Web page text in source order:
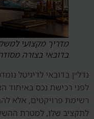
מדריך מקצועי
בדובאי בצורה
נדל״ן בדובאי לדיגיטל
לפני רכישת נכס באיחוד
רשימת פרויקטים, אלא
לתקציב שלו, למטרת